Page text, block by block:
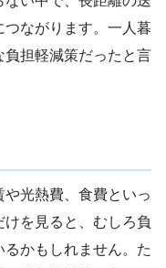
ながります。一人暮
負担軽減策だったと言
光熱費、食費といっ
を見ると、むしろ負
かもしれません。た